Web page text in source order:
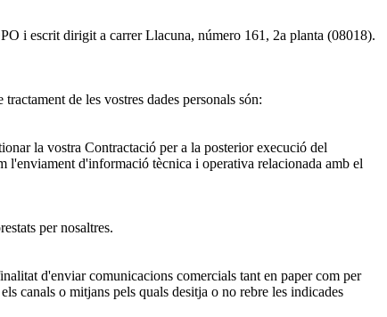
i escrit dirigit a carrer Llacuna, número 161, 2a planta (08018).
de les vostres dades personals són:
la vostra Contractació per a la posterior execució del
d'informació tècnica i operativa relacionada amb el
per nosaltres.
d'enviar comunicacions comercials tant en paper com per
canals o mitjans pels quals desitja o no rebre les indicades